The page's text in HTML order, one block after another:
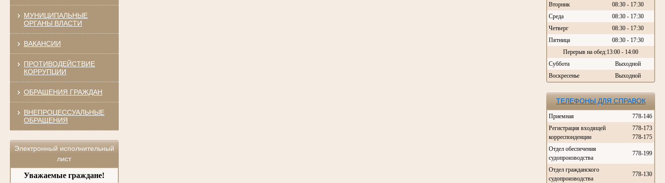
МУНИЦИПАЛЬНЫЕ
ОРГАНЫ ВЛАСТИ
ВАКАНСИИ
ПРОТИВОДЕЙСТВИЕ
КОРРУПЦИИ
ОБРАЩЕНИЯ ГРАЖДАН
ВНЕПРОЦЕССУАЛЬНЫЕ
ОБРАЩЕНИЯ
Электронный исполнительный
лист
Уважаемые граждане!
Вторник
08:30 - 17:30
Среда
08:30 - 17:30
Четверг
08:30 - 17:30
Пятница
08:30 - 17:30
Перерыв на обед:13:00 - 14:00
Суббота
Выходной
Воскресенье
Выходной
ТЕЛЕФОНЫ ДЛЯ СПРАВОК
Приемная
778-146
Регистрация входящей
корреспонденции
778-173
778-175
Отдел обеспечения
судопроизводства
778-199
Отдел гражданского
судопроизводства
778-130